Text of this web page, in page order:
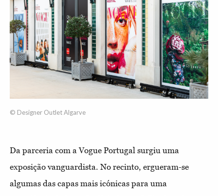
© Designer Outlet Algarve
Da parceria com a Vogue Portugal surgiu uma
exposição vanguardista. No recinto, ergueram-se
algumas das capas mais icónicas para uma